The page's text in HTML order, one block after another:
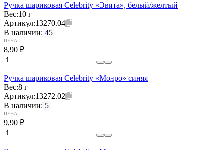
Ручка шариковая Celebrity «Эвита», белый/желтый
Вес:10 г
Артикул:13270.04
В наличии: 45
ЦЕНА:
8,90 ₽
Ручка шариковая Celebrity «Монро» синяя
Вес:8 г
Артикул:13272.02
В наличии: 5
ЦЕНА:
9,90 ₽